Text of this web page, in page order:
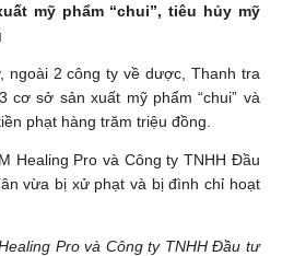
mỹ phẩm “chui”, tiêu hủy mỹ
ngoài 2 công ty về dược, Thanh tra
cơ sở sản xuất mỹ phẩm “chui” và
phạt hàng trăm triệu đồng.
Pro và Công ty TNHH Đầu tư